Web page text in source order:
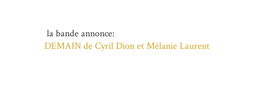
la bande annonce:
DEMAIN de Cyril Dion et Mélanie Laurent